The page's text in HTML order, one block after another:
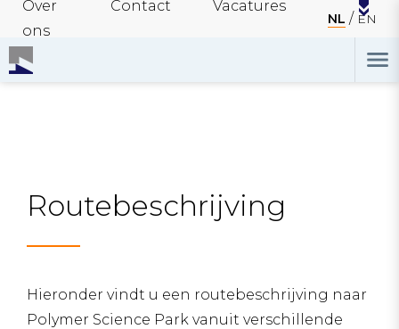
Over
ons
Contact Vacatures
NL EN
Routebeschrijving
Hieronder vindt u een routebeschrijving naar
Polymer Science Park vanuit verschillende